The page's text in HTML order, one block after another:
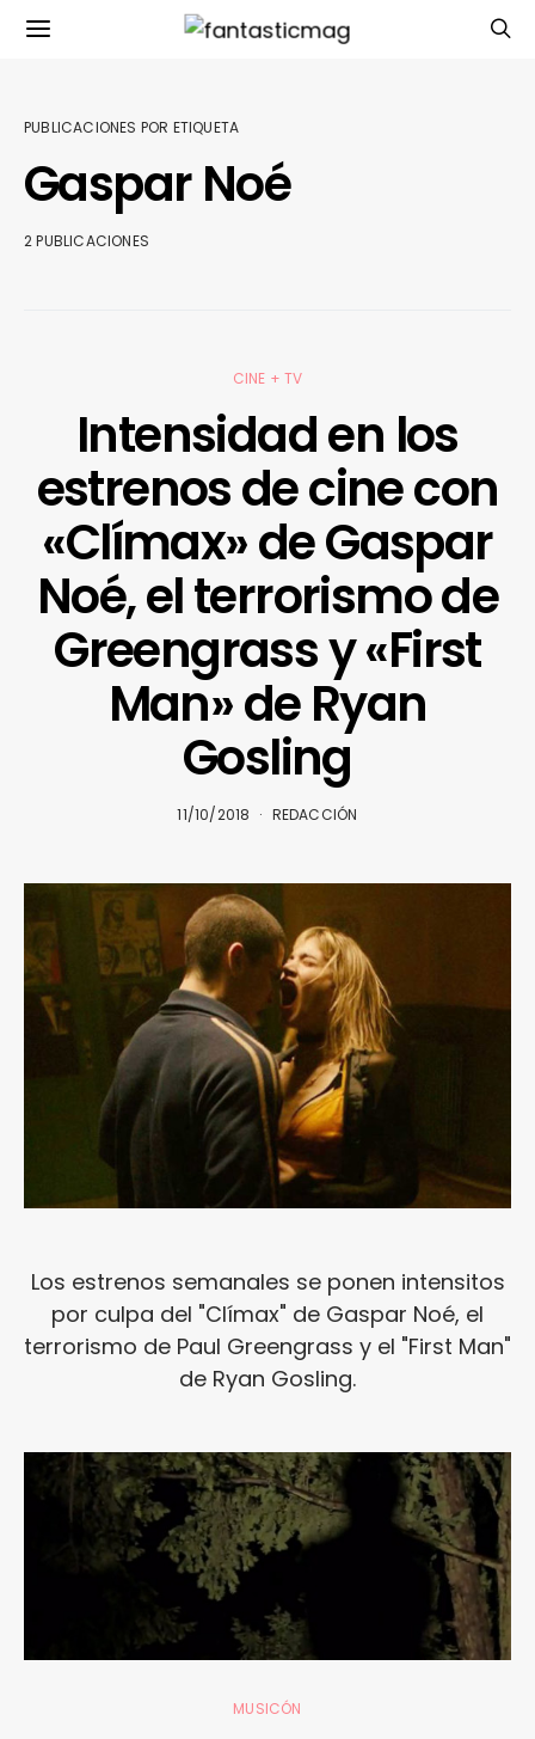
PUBLICACIONES POR ETIQUETA
Gaspar Noé
2 PUBLICACIONES
CINE + TV
Intensidad en los
estrenos de cine con
«Clímax» de Gaspar
Noé, el terrorismo de
Greengrass y «First
Man» de Ryan
Gosling
11/10/2018 REDACCIÓN
Los estrenos semanales se ponen intensitos
por culpa del "Clímax" de Gaspar Noé, el
terrorismo de Paul Greengrass y el "First Man"
de Ryan Gosling.
MUSICÓN